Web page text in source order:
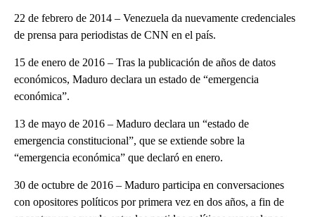
22 de febrero de 2014 – Venezuela da nuevamente credenciales
de prensa para periodistas de CNN en el país.
15 de enero de 2016 – Tras la publicación de años de datos
económicos, Maduro declara un estado de “emergencia
económica”.
13 de mayo de 2016 – Maduro declara un “estado de
emergencia constitucional”, que se extiende sobre la
“emergencia económica” que declaró en enero.
30 de octubre de 2016 – Maduro participa en conversaciones
con opositores políticos por primera vez en dos años, a fin de